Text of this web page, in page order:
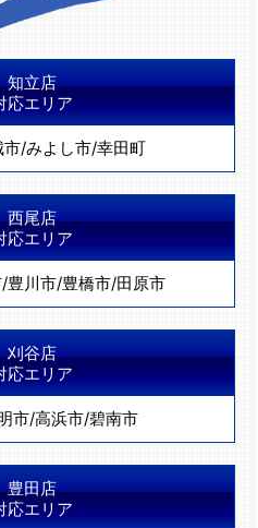
知立店
応エリア
市/みよし市/幸田町
西尾店
応エリア
/豊川市/豊橋市/田原市
刈谷店
応エリア
市/高浜市/碧南市
豊田店
応エリア